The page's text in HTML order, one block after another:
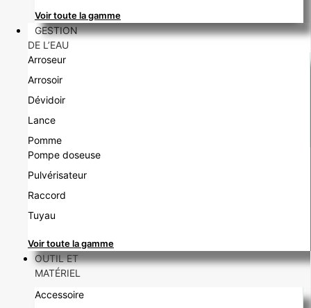
Voir toute la gamme
GESTION
DE L’EAU
Arroseur
Arrosoir
Dévidoir
Lance
Pomme
Pompe doseuse
Pulvérisateur
Raccord
Tuyau
Voir toute la gamme
OUTIL ET
MATÉRIEL
Accessoire